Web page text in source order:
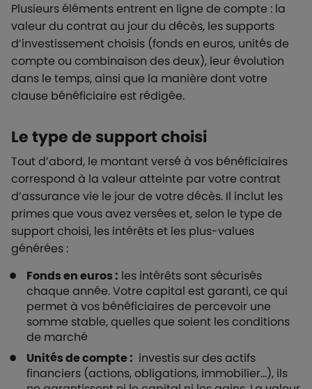
Plusieurs éléments entrent en ligne de compte : la
valeur du contrat au jour du décès, les supports
d’investissement choisis (fonds en euros, unités de
compte ou combinaison des deux), leur évolution
dans le temps, ainsi que la manière dont votre
clause bénéficiaire est rédigée.
Le type de support choisi
Tout d’abord, le montant versé à vos bénéficiaires
correspond à la valeur atteinte par votre contrat
d’assurance vie le jour de votre décès. Il inclut les
primes que vous avez versées et, selon le type de
support choisi, les intérêts et les plus-values
générées :
Fonds en euros : les intérêts sont sécurisés
chaque année. Votre capital est garanti, ce qui
permet à vos bénéficiaires de percevoir une
somme stable, quelles que soient les conditions
de marché
Unités de compte : investis sur des actifs
financiers (actions, obligations, immobilier…), ils